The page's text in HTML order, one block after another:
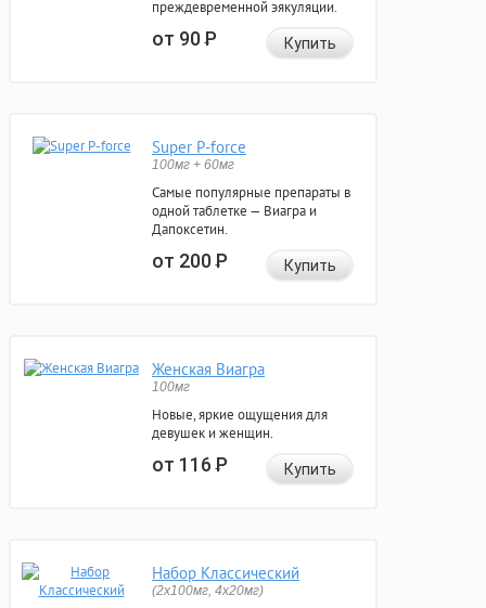
преждевременной эякуляции.
от 90Р Купить
Super P-force
100мг + 60мг
Самые популярные препараты в
одной таблетке — Виагра и
Дапоксетин.
от 200Р Купить
Женская Виагра
100мг
Новые, яркие ощущения для
девушек и женщин.
от 116Р Купить
Набор Классический
(2x100мг, 4x20мг)